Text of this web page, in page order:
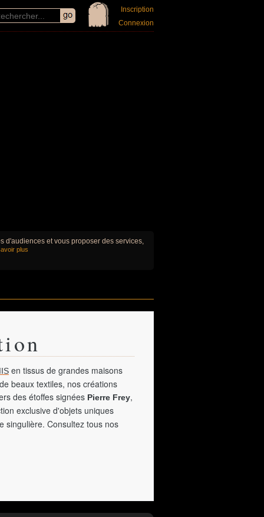
Inscription
Connexion
d'audiences et vous proposer des services,
plus
en tissus de grandes maisons
beaux textiles, nos créations
des étoffes signées Pierre Frey,
exclusive d'objets uniques
singulière. Consultez tous nos